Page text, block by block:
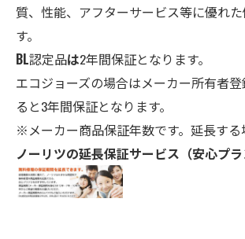
質、性能、アフターサービス等に優れ
す。
BL認定品は2年間保証となります。
エコジョーズの場合はメーカー所有者
ると3年間保証となります。
※メーカー商品保証年数です。延長する
ノーリツの延長保証サービス（安心プラ